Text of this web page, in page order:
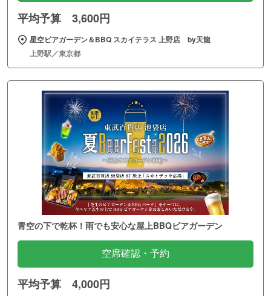
平均予算 3,600円
星空ビアガーデン＆BBQ スカイテラス 上野店 by天龍
上野駅／東京都
青空の下で乾杯！雨でも安心な屋上BBQビアガーデン
空席確認・予約
平均予算 4,000円